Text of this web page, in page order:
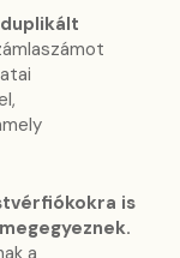
is
a